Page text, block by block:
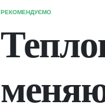
ОПУБЛІКУВАТИ
РЕКОМЕНДУЄМО